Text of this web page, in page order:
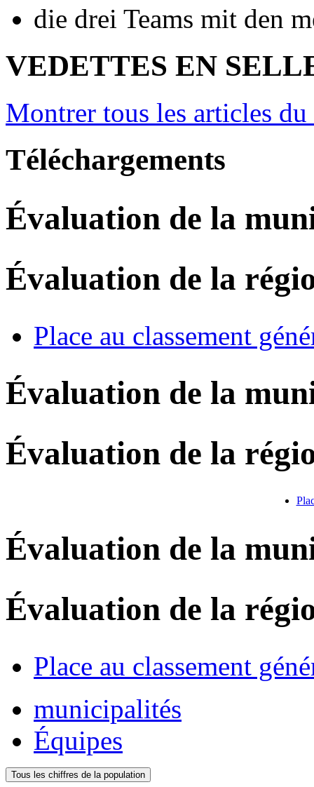
die drei Teams mit den
VEDETTES EN
Montrer tous les articles
Téléchargements
Évaluation de la
Évaluation de la
Place au classement
Évaluation de la
Évaluation de la
Évaluation de la
Évaluation de la
Place au classement
municipalités
Équipes
Tous les chiffres de la population